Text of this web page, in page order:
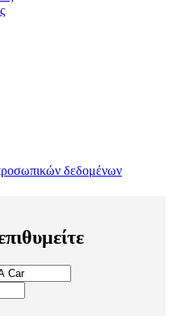
δεδομένων